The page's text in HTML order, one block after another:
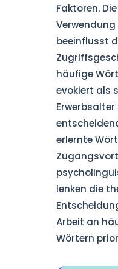
Faktoren.
beeinflusst
häufige
evokiert als
erlernte
lenken die
Arbeit an
Wörtern